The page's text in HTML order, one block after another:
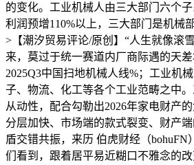
的变化。工业机械人由三大部门六个
利润预增110%以上，三大部门是机械
>【潮汐贸易评论/原创】“人生就像滚
来，莫过于统一赛道内厂商际遇的天
2025Q3中国扫地机械人线%；工业机
子、物流、化工等各个工业范畴之中
从动性，配合勾勒出2026年家电财产
分层加快、市场端的款式裂变、财产
盾交错共振，来历 伯虎财经（bohuFN
们看到，跟着居平易近糊口不雅念的